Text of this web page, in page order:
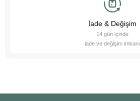
İade & Değişim
14 gün içinde
iade ve değişim imkanı